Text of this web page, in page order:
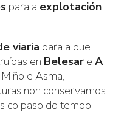
para a explotación
viaria para a que
en Belesar e A
e Asma,
non conservamos
co paso do tempo.